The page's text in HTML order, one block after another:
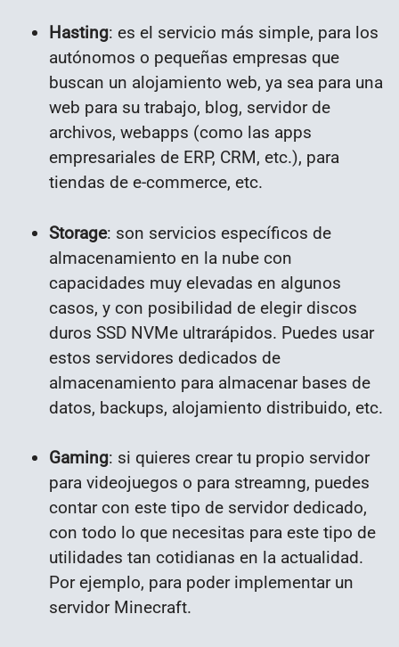
Hasting: es el servicio más simple, para los
autónomos o pequeñas empresas que
buscan un alojamiento web, ya sea para una
web para su trabajo, blog, servidor de
archivos, webapps (como las apps
empresariales de ERP, CRM, etc.), para
tiendas de e-commerce, etc.
Storage: son servicios específicos de
almacenamiento en la nube con
capacidades muy elevadas en algunos
casos, y con posibilidad de elegir discos
duros SSD NVMe ultrarápidos. Puedes usar
estos servidores dedicados de
almacenamiento para almacenar bases de
datos, backups, alojamiento distribuido, etc.
Gaming: si quieres crear tu propio servidor
para videojuegos o para streamng, puedes
contar con este tipo de servidor dedicado,
con todo lo que necesitas para este tipo de
utilidades tan cotidianas en la actualidad.
Por ejemplo, para poder implementar un
servidor Minecraft.